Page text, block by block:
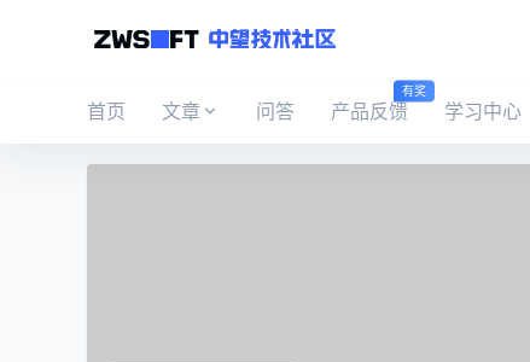
首页 文章 问答 产品反馈
有奖
学习中心